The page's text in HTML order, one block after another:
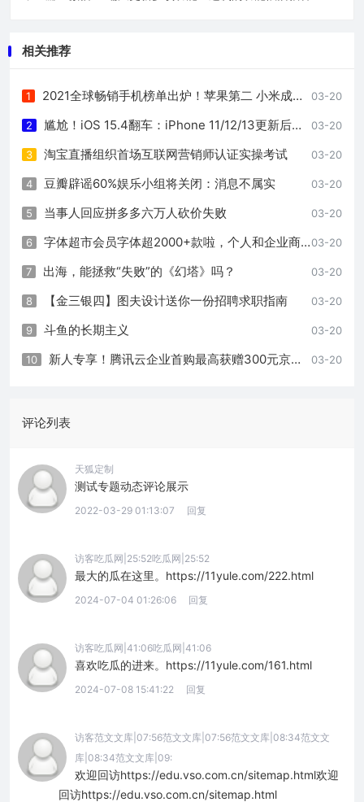
相关推荐
03-20
1 2021全球畅销手机榜单出炉！苹果第二 小米成唯一国产品牌
03-20
2 尴尬！iOS 15.4翻车：iPhone 11/12/13更新后续航直接崩了
03-20
3 淘宝直播组织首场互联网营销师认证实操考试
03-20
4 豆瓣辟谣60%娱乐小组将关闭：消息不属实
03-20
5 当事人回应拼多多六万人砍价失败
03-20
6 字体超市会员字体超2000+款啦，个人和企业商业用字好选择！
03-20
7 出海，能拯救“失败”的《幻塔》吗？
03-20
8 【金三银四】图夫设计送你一份招聘求职指南
03-20
9 斗鱼的长期主义
03-20
10 新人专享！腾讯云企业首购最高获赠300元京东卡
评论列表
天狐定制
测试专题动态评论展示
2022-03-29 01:13:07 回复
访客吃瓜网|25:52吃瓜网|25:52
最大的瓜在这里。https://11yule.com/222.html
2024-07-04 01:26:06 回复
访客吃瓜网|41:06吃瓜网|41:06
喜欢吃瓜的进来。https://11yule.com/161.html
2024-07-08 15:41:22 回复
访客范文文库|07:56范文文库|07:56范文文库|08:34范文文
库|08:34范文文库|09:
欢迎回访https://edu.vso.com.cn/sitemap.html欢迎
回访https://edu.vso.com.cn/sitemap.html